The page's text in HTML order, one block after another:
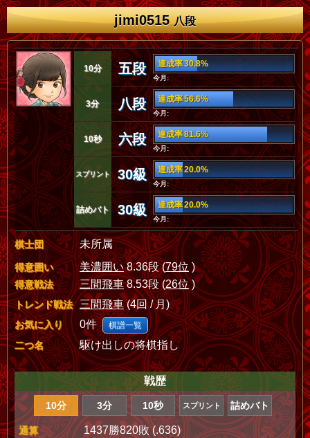
jimi0515八段
10分 五段 達成率 30.8%
今月:
3分 八段 達成率 56.6%
今月:
10秒 六段 達成率 81.6%
今月:
スプリント 30級 達成率 20.0%
今月:
詰めバト 30級 達成率 20.0%
今月:
棋士団 未所属
得意囲い 美濃囲い8.36段 (79位 )
得意戦法 三間飛車8.53段 (26位)
トレンド戦法 三間飛車(4回 / 月)
お気に入り 0件 棋譜一覧
二つ名 駆け出しの将棋指し
戦歴
10分 3分 10秒 スプリント 詰めバト
通算 1437勝820敗 (.636)